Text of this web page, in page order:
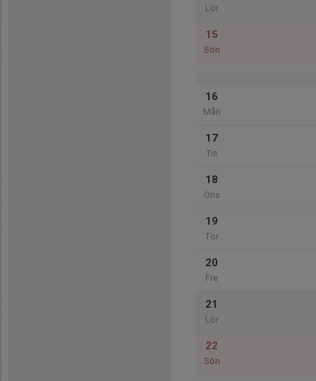
Lör
15
Sön
16
Mån
17
Tis
18
Ons
19
Tor
20
Fre
21
Lör
22
Sön